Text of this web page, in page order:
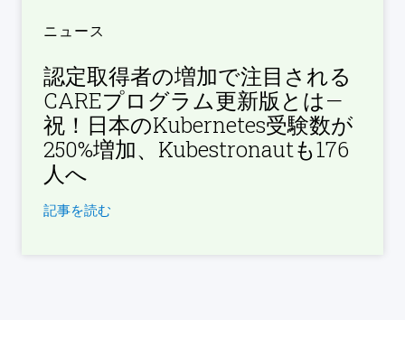
ニュース
認定取得者の増加で注目される
CAREプログラム更新版とは—
祝！日本のKubernetes受験数が
250%増加、Kubestronautも176
人へ
記事を読む